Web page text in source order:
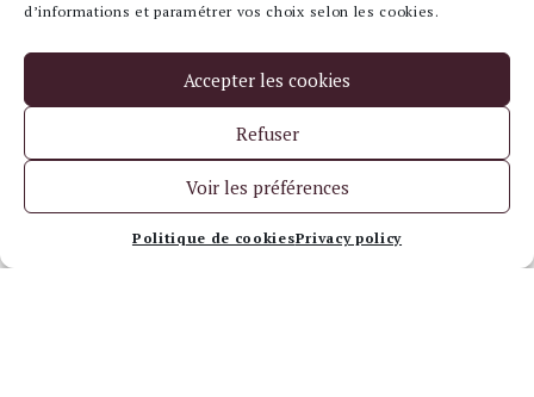
d’informations et paramétrer vos choix selon les cookies.
Accepter les cookies
Refuser
Voir les préférences
Politique de cookiesPrivacy policy